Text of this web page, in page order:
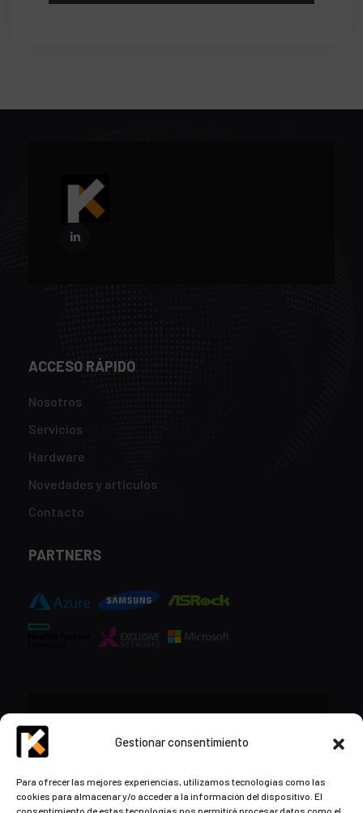
Gestionar consentimiento
Para ofrecer las mejores experiencias, utilizamos tecnologías como las
cookies para almacenar y/o acceder a la información del dispositivo. El
consentimiento de estas tecnologías nos permitirá procesar datos como el
ACCESO RÁPIDO
Nosotros
Servicios
Hardware
Novedades y artículos
Contacto
PARTNERS
contacto@kds.cloud